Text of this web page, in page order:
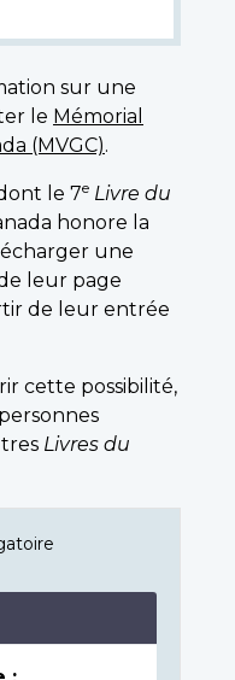
sur une
le Mémorial
(MVGC).
le 7e Livre du
honore la
une
leur page
de leur entrée
cette possibilité,
Livres du